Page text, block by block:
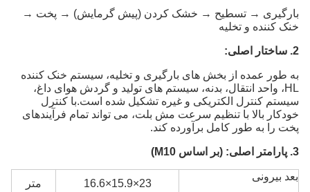
بارگیری → تسطیح → خشک کردن (پیش گرمایش) → پخت →
خنک کننده و تخلیه
2. ساختار اصلی:
به طور عمده از بخش های بارگیری و تخلیه، سیستم خنک کننده
HL، واحد انتقال، بدنه، سیستم های تولید و گردش هوای داغ،
سیستم کنترل الکتریکی و غیره تشکیل شده است.با کنترل
خودکار بالا با تنظیم سرعت مش بلت، می تواند تمام فرآیندهای
پخت را به طور کامل برآورده کند.
3. پارامتر اصلی: (بر اساس M10)
بعد بیرونی
23×15.9×16.6 متر